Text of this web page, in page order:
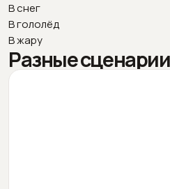
В снег
В гололёд
В жару
Разные